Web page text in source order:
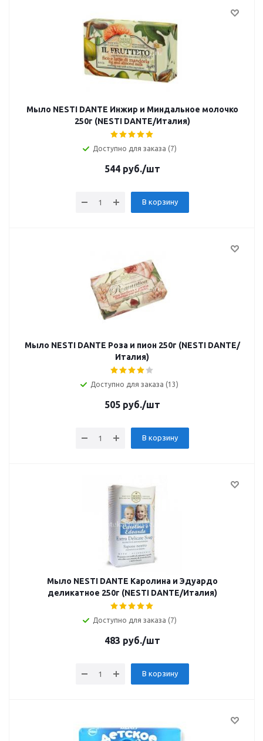
Мыло NESTI DANTE Инжир и Миндальное молочко
250г (NESTI DANTE/Италия)
Доступно для заказа (7)
544руб./шт
В корзину
Мыло NESTI DANTE Роза и пион 250г (NESTI DANTE/
Италия)
Доступно для заказа (13)
505руб./шт
В корзину
Мыло NESTI DANTE Каролина и Эдуардо
деликатное 250г (NESTI DANTE/Италия)
Доступно для заказа (7)
483 руб./шт
В корзину